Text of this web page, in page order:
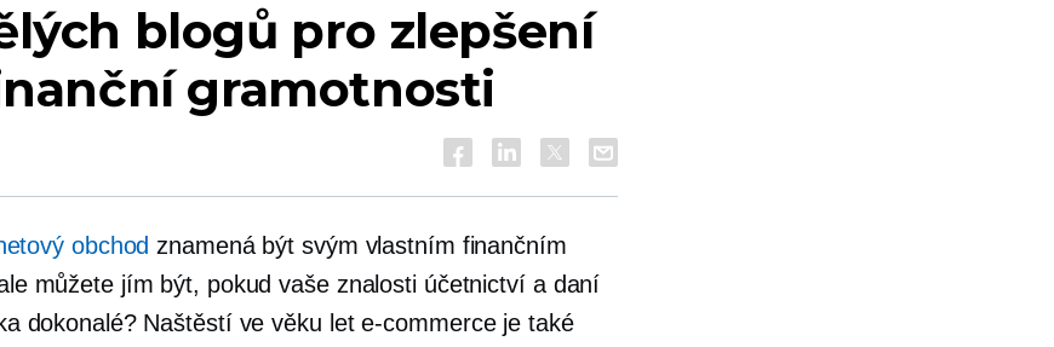
blogů pro zlepšení
gramotnosti
obchod znamená být svým vlastním finančním
můžete jím být, pokud vaše znalosti účetnictví a daní
dokonalé? Naštěstí ve věku lete-commerceje také